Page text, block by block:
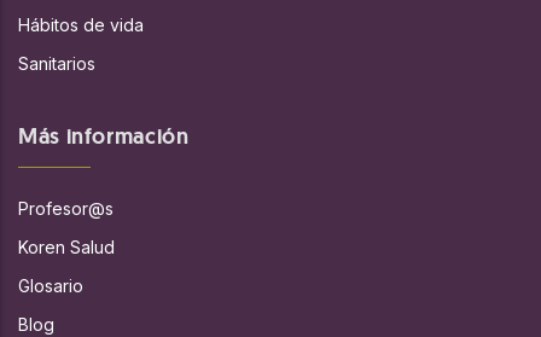
Hábitos de vida
Sanitarios
Más información
Profesor@s
Koren Salud
Glosario
Blog